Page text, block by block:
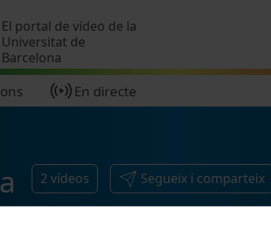
El portal de vídeo de la
Universitat de
Barcelona
En directe
2 vídeos Segueix i comparteix